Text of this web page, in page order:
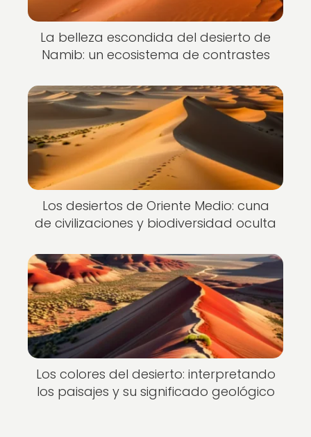
La belleza escondida del desierto de
Namib: un ecosistema de contrastes
Los desiertos de Oriente Medio: cuna
de civilizaciones y biodiversidad oculta
Los colores del desierto: interpretando
los paisajes y su significado geológico